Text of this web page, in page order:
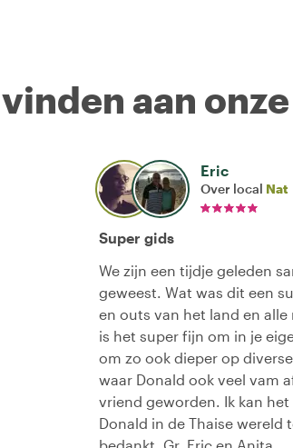
aan
Eric
Over local Nat
Super gids
We zijn een tijdje geleden
geweest. Wat was dit een
en outs van het land en
is het super fijn om in je
om zo ook dieper op
waar Donald ook veel vam
vriend geworden. Ik kan
Donald in de Thaise